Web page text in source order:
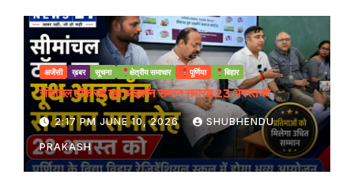
अजेंसी ख़बर सूचना क्षेत्रीय समाचार पूर्णिया बिहार
सीमांचल टॉक सह यूथ आइकॉन सम्मान समारोह 23 अगस्त को
2:17 PM JUNE 10, 2026 SHUBHENDU
PRAKASH